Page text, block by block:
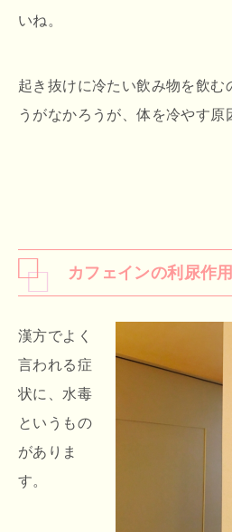
いね。
起き抜けに冷たい飲み物を飲む
うがなかろうが、体を冷やす原
カフェインの利尿作用
漢方でよく
言われる症
状に、水毒
というもの
がありま
す。